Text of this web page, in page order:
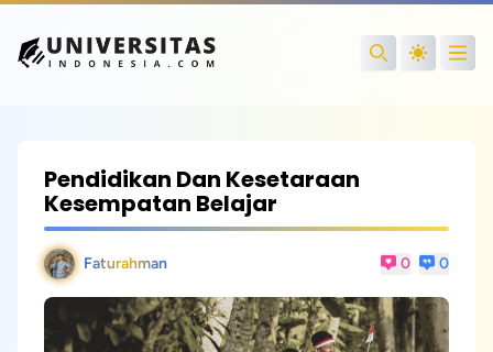
Search
Pendidikan Dan Kesetaraan
Kesempatan Belajar
Faturahman 0 0